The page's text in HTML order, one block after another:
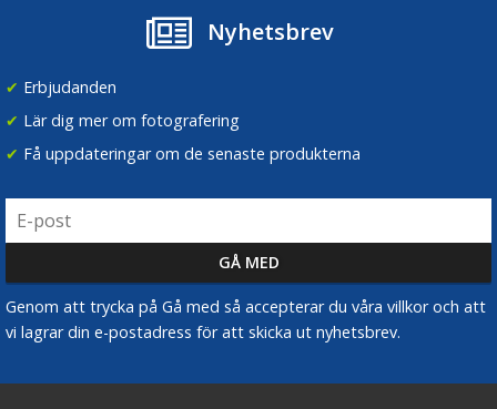
Nyhetsbrev
✔ Erbjudanden
✔ Lär dig mer om fotografering
✔ Få uppdateringar om de senaste produkterna
Genom att trycka på Gå med så accepterar du våra villkor och att
vi lagrar din e-postadress för att skicka ut nyhetsbrev.